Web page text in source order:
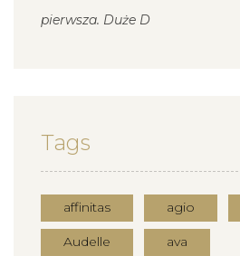
pierwsza. Duże D
Tags
affinitas agio
Audelle ava